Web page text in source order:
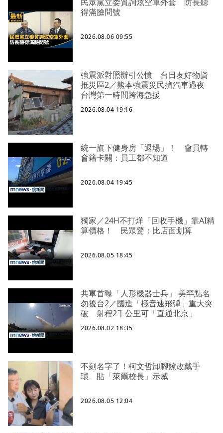
得滿臉問號
2026.08.06 09:55
強震派對照辦引公憤 台日友好物資
抵災區2／熊本強震災民擠汽車過夜
台灣第一時間跨海急援
2026.08.04 19:16
統一旗下健身房「退場」！ 會員轉
會籍卡關：員工都不知道
2026.08.04 19:45
獨家／24H不打烊「回收手機」靠AI精
算價格！ 民眾驚：比店面划算
2026.08.05 18:45
共軍首曝「人形機器士兵」 美罕點名
勿擾台2／國造「極音速飛彈」重大突
破 射程2千公里可「直通北京」
2026.08.02 18:35
不刻名字了！柯文哲卸腳鐐改戴手
環 貼「萊爾校長」示威
2026.08.05 12:04